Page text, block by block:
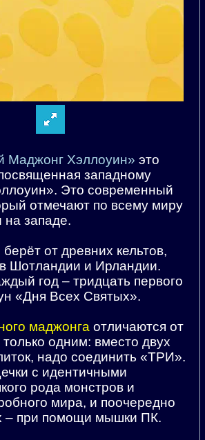
Маджонг Хэллоуин» это
западному
Это современный
отмечают по всему миру
на западе.
от древних кельтов,
Шотландии и Ирландии.
год – тридцать первого
«Дня Всех Святых».
маджонга отличаются от
только одним: вместо двух
надо соединить «ТРИ».
с идентичными
рода монстров и
мира, и поочередно
– при помощи мышки ПК.